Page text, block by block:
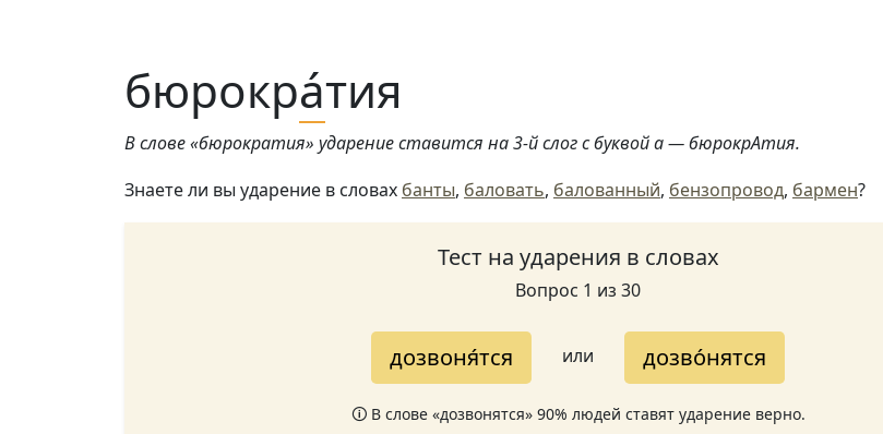
бюрокра́тия
В слове «бюрократия» ударение ставится на 3-й слог с буквой а — бюрокрАтия.
Знаете ли вы ударение в словах банты, баловать, балованный, бензопровод, бармен?
Тест на ударения в словах
Вопрос 1 из 30
дозвоня́тся или дозво́нятся
🛈 В слове «дозвонятся» 90% людей ставят ударение верно.